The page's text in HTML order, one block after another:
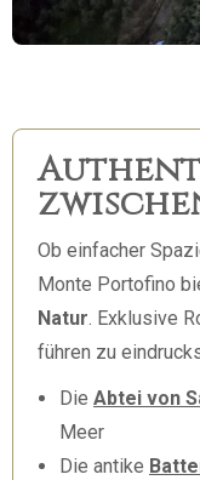
Ob einfacher
Monte Portofino
Natur. Exklusive
führen zu
Die Abtei von
Meer
Die antike